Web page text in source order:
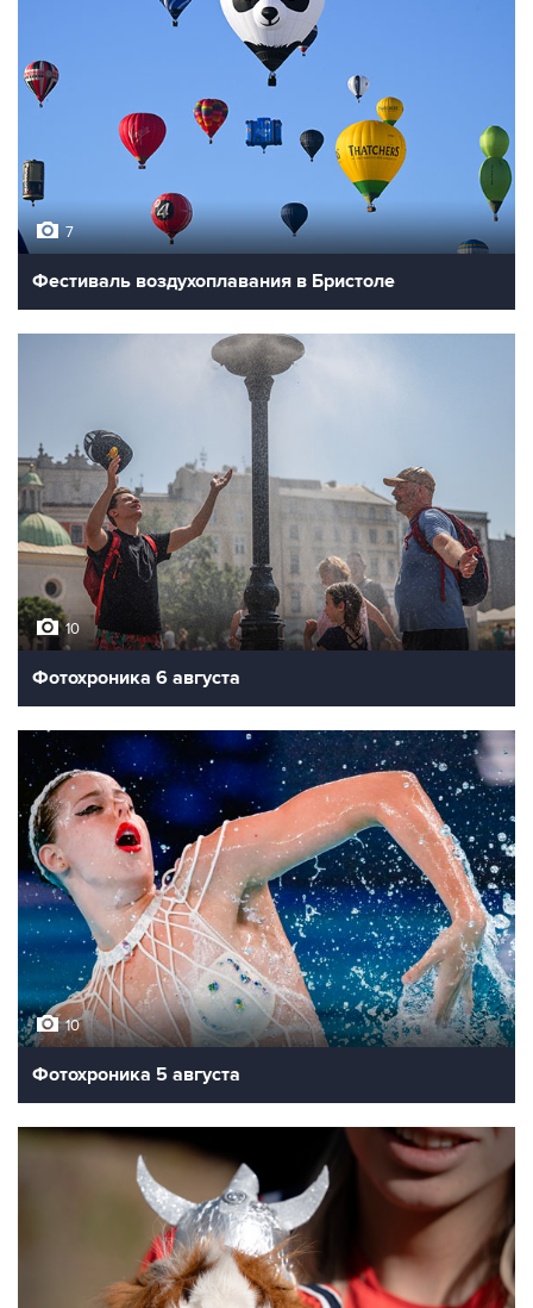
7
Фестиваль воздухоплавания в Бристоле
10
Фотохроника 6 августа
10
Фотохроника 5 августа